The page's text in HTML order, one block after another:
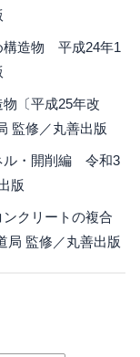
構造物 平成24年1
〔平成25年改
監修／丸善出版
ル・開削編 令和3
版
クリートの複合
監修／丸善出版